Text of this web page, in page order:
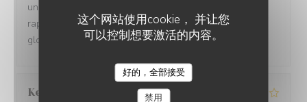
这个网站使用cookie， 并让您
可以控制想要激活的内容。
好的，全部接受
禁用
un bon choix , Cuisine soignée , Service rapide , prix en
rapport . Parking gratuit à proximité . Etions un couple :
globalement très satisfaits .
Kerleau